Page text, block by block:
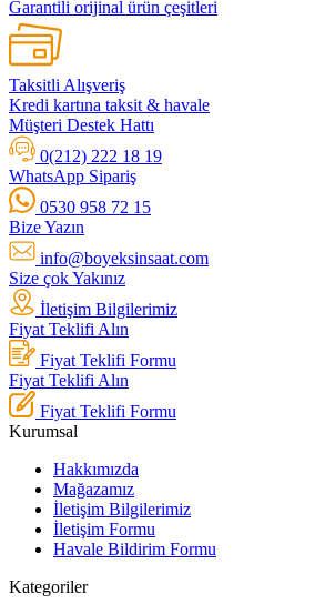
Garantili orijinal ürün çeşitleri
Taksitli Alışveriş
Kredi kartına taksit & havale
Müşteri Destek Hattı
0(212) 222 18 19
WhatsApp Sipariş
0530 958 72 15
Bize Yazın
info@boyeksinsaat.com
Size çok Yakınız
İletişim Bilgilerimiz
Fiyat Teklifi Alın
Fiyat Teklifi Formu
Fiyat Teklifi Alın
Fiyat Teklifi Formu
Kurumsal
Hakkımızda
Mağazamız
İletişim Bilgilerimiz
İletişim Formu
Havale Bildirim Formu
Kategoriler